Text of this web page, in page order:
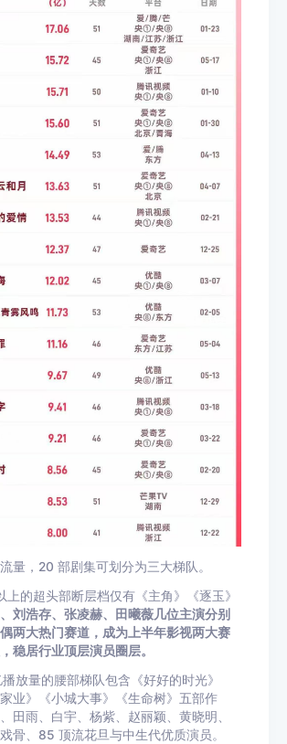
量，20 部剧集可划分为三大梯队。
上的超头部断层档仅有《主角》《逐玉》
刘浩存、张凌赫、田曦薇几位主演分别
两大热门赛道，成为上半年影视两大赛
稳居行业顶层演员圈层。
放量的腰部梯队包含《好好的时光》
家业》《小城大事》《生命树》五部作
田雨、白宇、杨紫、赵丽颖、黄晓明、
骨、85 顶流花旦与中生代优质演员。